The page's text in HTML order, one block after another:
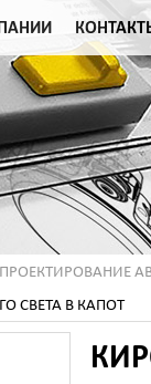
СВЕТА В КАПОТ